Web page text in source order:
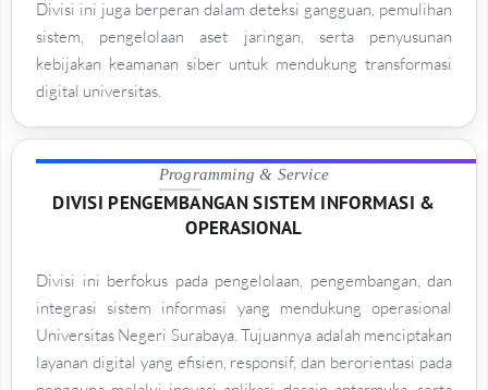
Divisi ini juga berperan dalam deteksi gangguan, pemulihan
sistem, pengelolaan aset jaringan, serta penyusunan
kebijakan keamanan siber untuk mendukung transformasi
digital universitas.
Programming & Service
DIVISI PENGEMBANGAN SISTEM INFORMASI &
OPERASIONAL
Divisi ini berfokus pada pengelolaan, pengembangan, dan
integrasi sistem informasi yang mendukung operasional
Universitas Negeri Surabaya. Tujuannya adalah menciptakan
layanan digital yang efisien, responsif, dan berorientasi pada